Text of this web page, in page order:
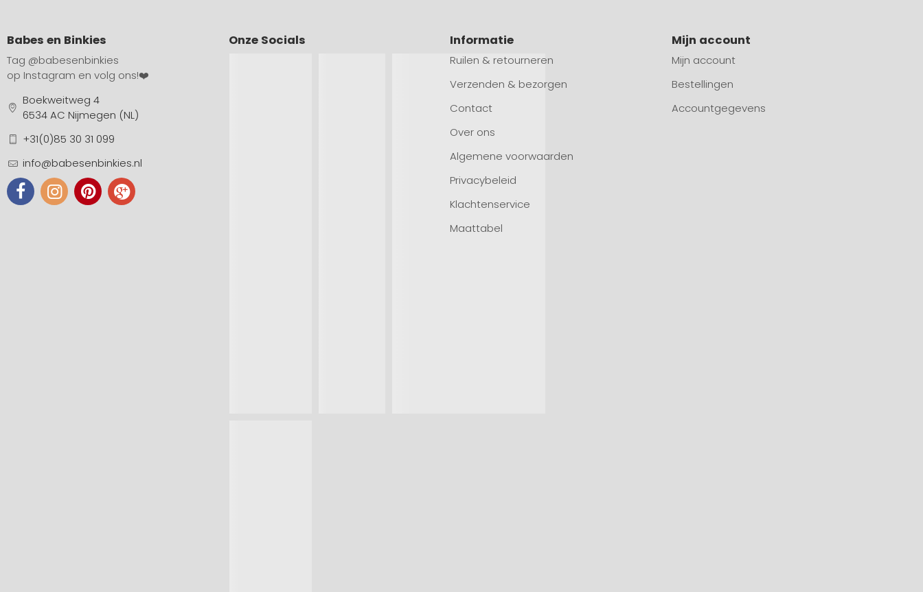
Babes en Binkies
Tag @babesenbinkies
op Instagram en volg ons!❤️
Boekweitweg 4
6534 AC Nijmegen (NL)
+31(0)85 30 31 099
info@babesenbinkies.nl
Onze Socials Informatie
Ruilen & retourneren
Verzenden & bezorgen
Contact
Over ons
Algemene voorwaarden
Privacybeleid
Klachtenservice
Maattabel
Mijn account
Mijn account
Bestellingen
Accountgegevens